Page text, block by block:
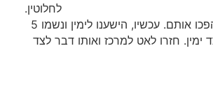
לחלוטין.
שלבו כפות ידיים והפכו אותם. עכשיו, הישענו לימין ונשמו 5
ימין. חזרו לאט למרכז ואותו דבר לצד